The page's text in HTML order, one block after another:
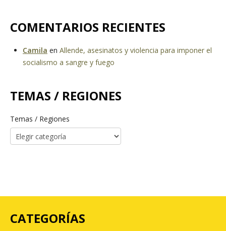
COMENTARIOS RECIENTES
Camila en Allende, asesinatos y violencia para imponer el
socialismo a sangre y fuego
TEMAS / REGIONES
Temas / Regiones
CATEGORÍAS